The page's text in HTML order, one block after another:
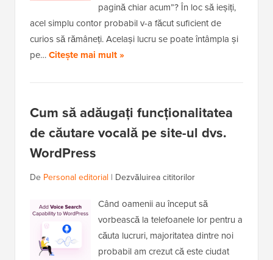
pagină chiar acum”? În loc să ieșiți,
acel simplu contor probabil v-a făcut suficient de
curios să rămâneți. Același lucru se poate întâmpla și
pe…Citește mai mult »
Cum să adăugați funcționalitatea
de căutare vocală pe site-ul dvs.
WordPress
De Personal editorial | Dezvăluirea cititorilor
Când oamenii au început să
vorbească la telefoanele lor pentru a
căuta lucruri, majoritatea dintre noi
probabil am crezut că este ciudat